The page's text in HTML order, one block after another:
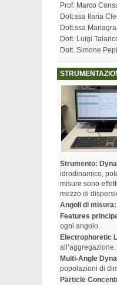
Prof. Marco
Dott.ssa Ilaria
Dott.ssa
Dott. Luigi
Dott. Simone Pepi
Strumento:
idrodinamico,
misure sono
mezzo di
Angoli di misura:
Features
ogni angolo.
Electrophoretic
Multi-Angle
popolazioni di
Particle